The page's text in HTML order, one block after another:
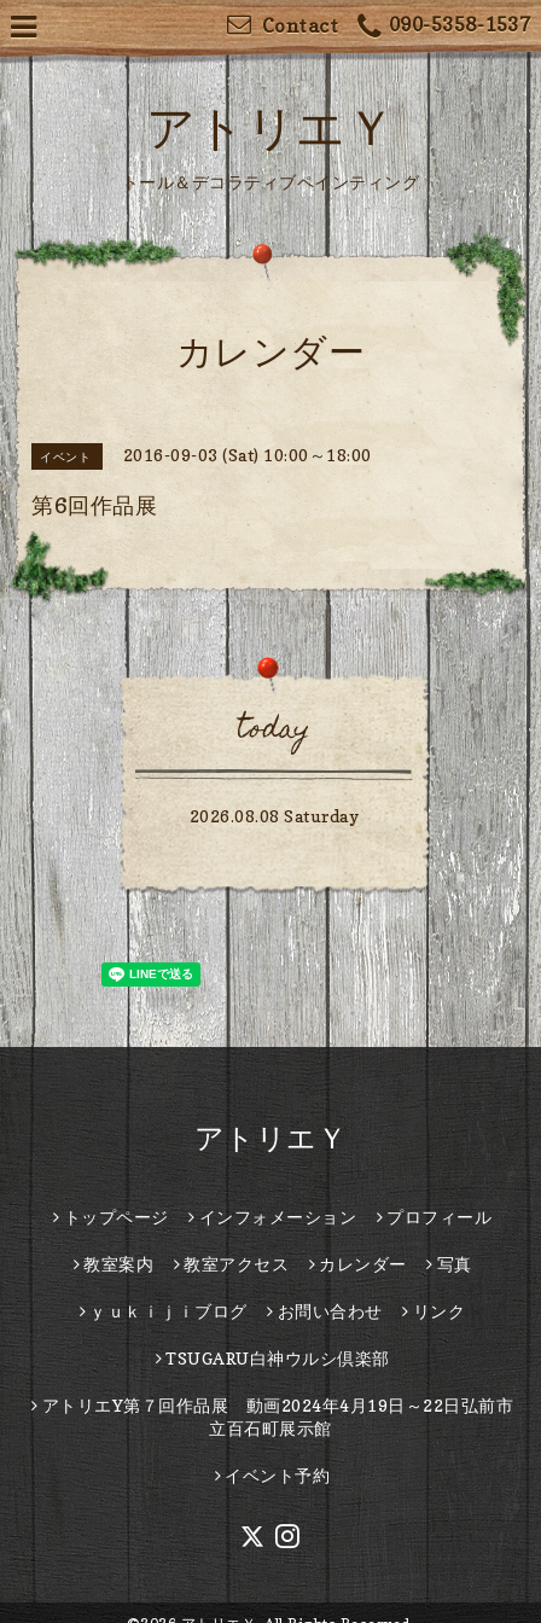
090-5358-1537
Contact
アトリエＹ
トール＆デコラティブペインティング
カレンダー
イベント 2016-09-03 (Sat) 10:00～18:00
第6回作品展
today
2026.08.08 Saturday
アトリエＹ
トップページ インフォメーション プロフィール
教室案内 教室アクセス カレンダー 写真
ｙｕｋｉｊｉブログ お問い合わせ リンク
TSUGARU白神ウルシ倶楽部
アトリエY第７回作品展 動画2024年4月19日～22日弘前市
立百石町展示館
イベント予約